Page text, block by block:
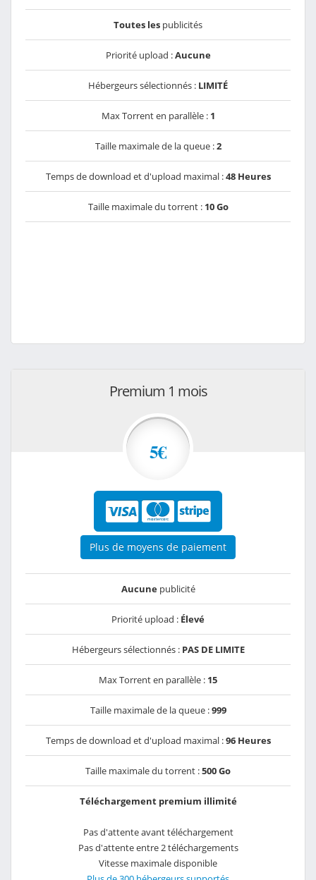
Toutes les publicités
Priorité upload :Aucune
Hébergeurs sélectionnés : LIMITÉ
Max Torrent en parallèle : 1
Taille maximale de la queue :2
Temps de download et d'upload maximal :48 Heures
Taille maximale du torrent : 10 Go
Premium 1 mois
5€
Plus de moyens de paiement
Aucunepublicité
Priorité upload : Élevé
Hébergeurs sélectionnés : PAS DE LIMITE
Max Torrent en parallèle : 15
Taille maximale de la queue :999
Temps de download et d'upload maximal :96 Heures
Taille maximale du torrent :500 Go
Téléchargement premium illimité
Pas d'attente avant téléchargement
Pas d'attente entre 2 téléchargements
Vitesse maximale disponible